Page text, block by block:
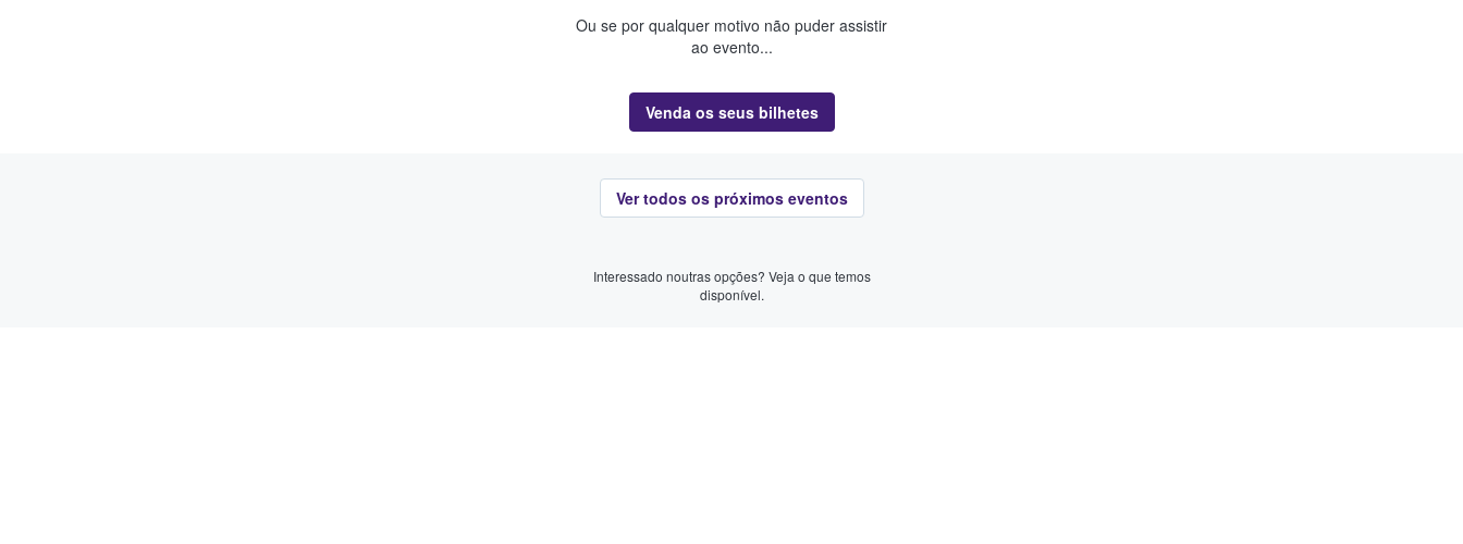
Ou se por qualquer motivo não puder assistir
ao evento...
Venda os seus bilhetes
Ver todos os próximos eventos
Interessado noutras opções? Veja o que temos
disponível.